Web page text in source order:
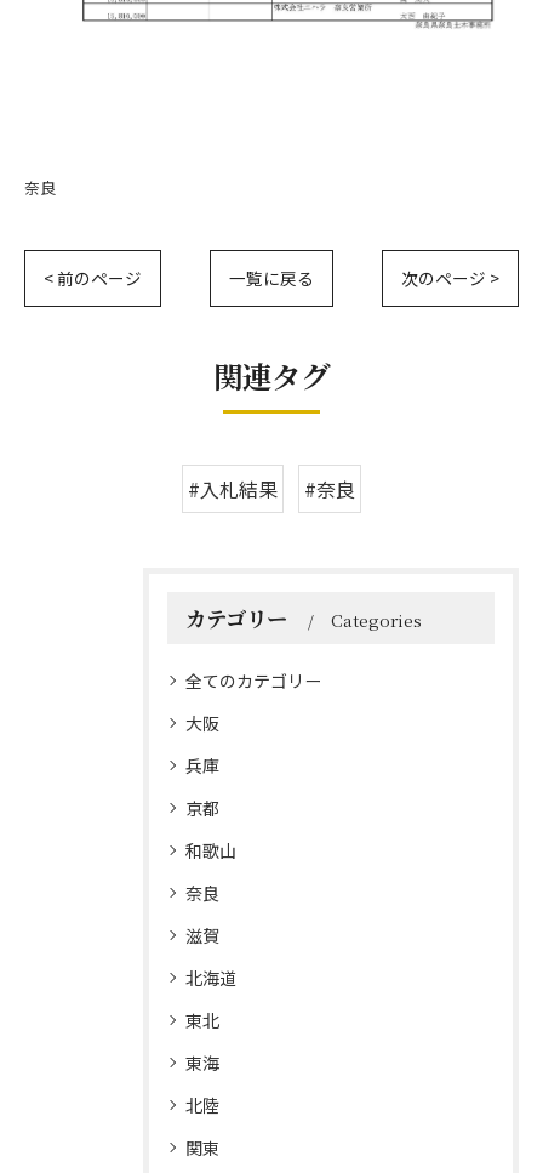
奈良
< 前のページ 一覧に戻る 次のページ >
関連タグ
#入札結果 #奈良
カテゴリー Categories
全てのカテゴリー
大阪
兵庫
京都
和歌山
奈良
滋賀
北海道
東北
東海
北陸
関東